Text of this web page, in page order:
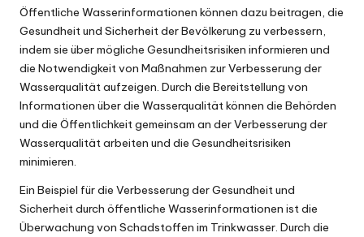
Öffentliche Wasserinformationen können dazu beitragen, die
Gesundheit und Sicherheit der Bevölkerung zu verbessern,
indem sie über mögliche Gesundheitsrisiken informieren und
die Notwendigkeit von Maßnahmen zur Verbesserung der
Wasserqualität aufzeigen. Durch die Bereitstellung von
Informationen über die Wasserqualität können die Behörden
und die Öffentlichkeit gemeinsam an der Verbesserung der
Wasserqualität arbeiten und die Gesundheitsrisiken
minimieren.
Ein Beispiel für die Verbesserung der Gesundheit und
Sicherheit durch öffentliche Wasserinformationen ist die
Überwachung von Schadstoffen im Trinkwasser. Durch die